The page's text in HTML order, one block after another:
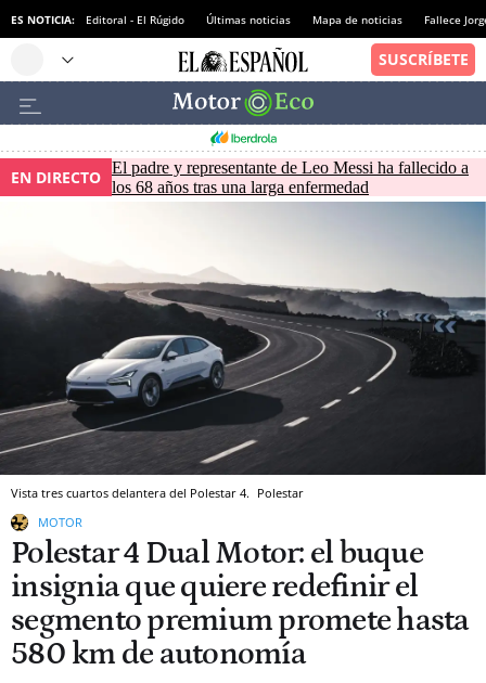
ES NOTICIA: Editoral - El Rúgido Últimas noticias Mapa de noticias Fallece
EN DIRECTO El padre y representante de Leo Messi ha fallecido a
los 68 años tras una larga enfermedad
Vista tres cuartos delantera del Polestar 4. Polestar
MOTOR
Polestar 4 Dual Motor: el buque
insignia que quiere redefinir el
segmento premium promete hasta
580 km de autonomía